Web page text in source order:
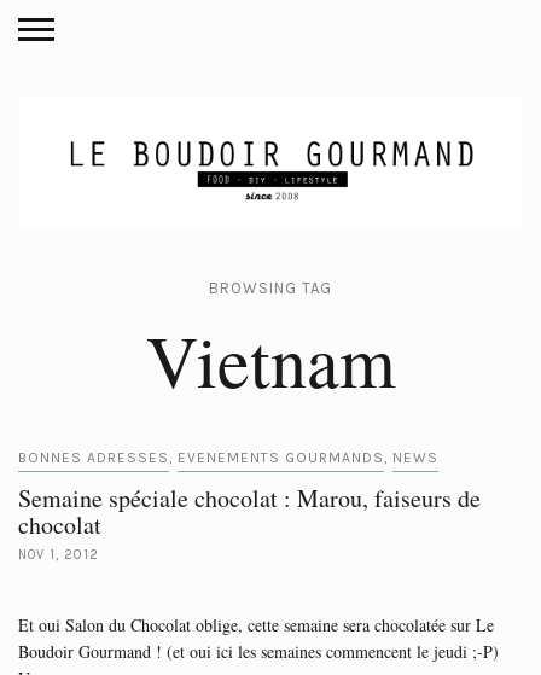
BROWSING TAG
Vietnam
BONNES ADRESSES, EVENEMENTS GOURMANDS, NEWS
Semaine spéciale chocolat : Marou, faiseurs de
chocolat
NOV 1, 2012
Et oui Salon du Chocolat oblige, cette semaine sera chocolatée sur Le
Boudoir Gourmand ! (et oui ici les semaines commencent le jeudi ;-P)